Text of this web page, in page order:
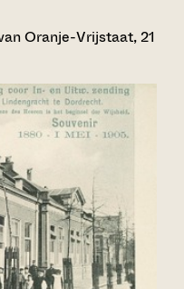
Oranje-Vrijstaat, 21